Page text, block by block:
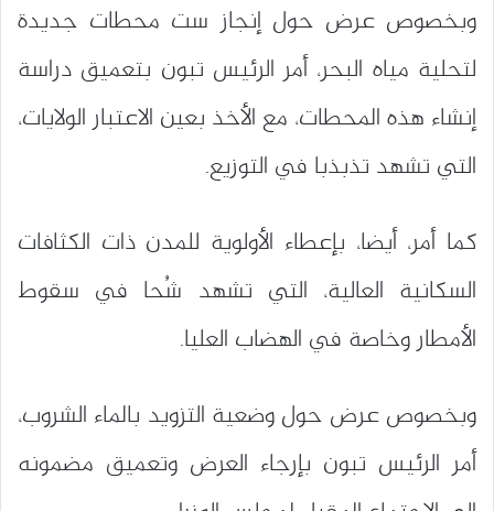
وبخصوص عرض حول إنجاز ست محطات جديدة
لتحلية مياه البحر، أمر الرئيس تبون بتعميق دراسة
إنشاء هذه المحطات، مع الأخذ بعين الاعتبار الولايات،
التي تشهد تذبذبا في التوزيع.
كما أمر، أيضا، بإعطاء الأولوية للمدن ذات الكثافات
السكانية العالية، التي تشهد شُحا في سقوط
الأمطار وخاصة في الهضاب العليا.
وبخصوص عرض حول وضعية التزويد بالماء الشروب،
أمر الرئيس تبون بإرجاء العرض وتعميق مضمونه